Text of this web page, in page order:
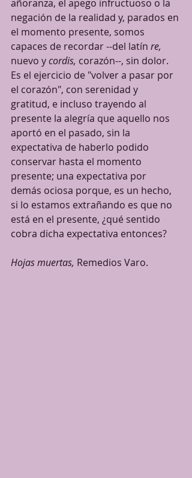
añoranza, el apego infructuoso o la
negación de la realidad y, parados en
el momento presente, somos
capaces de recordar --del latín re,
nuevo y cordis, corazón--, sin dolor.
Es el ejercicio de "volver a pasar por
el corazón", con serenidad y
gratitud, e incluso trayendo al
presente la alegría que aquello nos
aportó en el pasado, sin la
expectativa de haberlo podido
conservar hasta el momento
presente; una expectativa por
demás ociosa porque, es un hecho,
si lo estamos extrañando es que no
está en el presente, ¿qué sentido
cobra dicha expectativa entonces?
Hojas muertas, Remedios Varo.